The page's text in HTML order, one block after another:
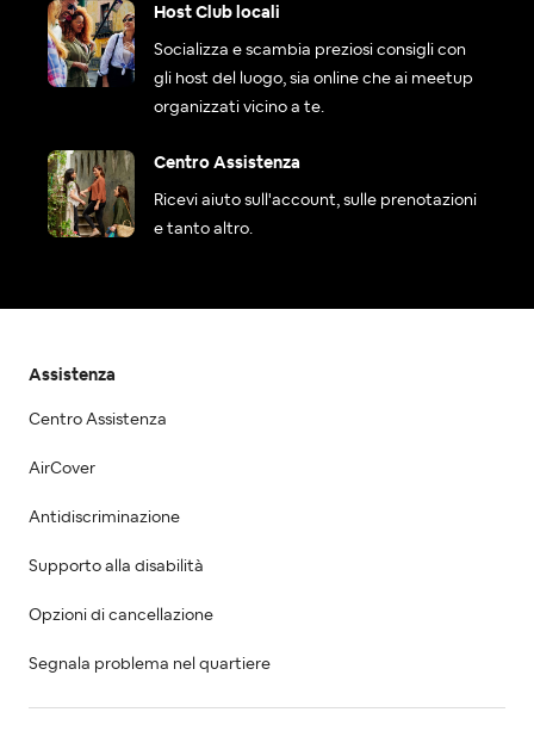
Host Club locali
Socializza e scambia preziosi consigli con
gli host del luogo, sia online che ai meetup
organizzati vicino a te.
Centro Assistenza
Ricevi aiuto sull'account, sulle prenotazioni
e tanto altro.
Assistenza
Centro Assistenza
AirCover
Antidiscriminazione
Supporto alla disabilità
Opzioni di cancellazione
Segnala problema nel quartiere